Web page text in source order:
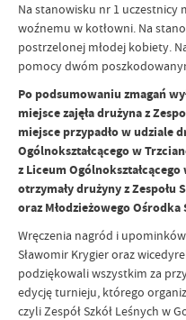
Na stanowisku nr 1
woźnemu w kotłowni. Na
postrzelonej młodej kobiety.
pomocy dwóm
Po podsumowaniu zmagań
miejsce zajęła drużyna z
miejsce przypadło w udziale
Ogólnokształcącego w
z Liceum
otrzymały drużyny z Zespołu
oraz Młodzieżowego
Wręczenia nagród i
Sławomir Krygier oraz
podziękowali wszystkim za
edycję turnieju, którego
czyli Zespół Szkół Leśnych w